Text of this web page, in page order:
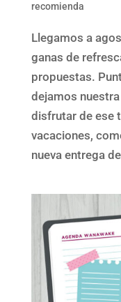
recomienda
Llegamos a
ganas de
propuestas.
dejamos
disfrutar de ese
vacaciones,
nueva entrega